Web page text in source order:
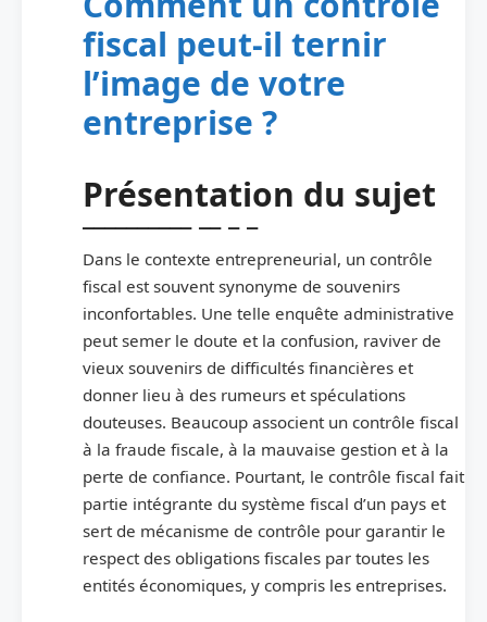
fiscal peut-il ternir
l’image de votre
entreprise ?
Présentation du sujet
Dans le contexte entrepreneurial, un contrôle
fiscal est souvent synonyme de souvenirs
inconfortables. Une telle enquête administrative
peut semer le doute et la confusion, raviver de
vieux souvenirs de difficultés financières et
donner lieu à des rumeurs et spéculations
douteuses. Beaucoup associent un contrôle fiscal
à la fraude fiscale, à la mauvaise gestion et à la
perte de confiance. Pourtant, le contrôle fiscal fait
partie intégrante du système fiscal d’un pays et
sert de mécanisme de contrôle pour garantir le
respect des obligations fiscales par toutes les
entités économiques, y compris les entreprises.